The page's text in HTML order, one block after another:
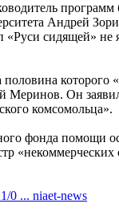
программ
Андрей
сидящей» не
половина
Меринов. Он
комсомольца».
фонда помощи
0 ... niaet-news